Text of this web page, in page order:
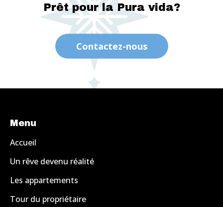
Prêt pour la Pura vida?
Contactez-nous
Menu
Accueil
Un rêve devenu réalité
Les appartements
Tour du propriétaire